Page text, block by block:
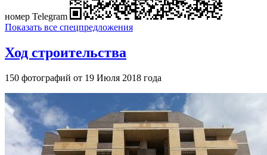
номер Telegram
Показать все спецпредложения
Ход строительства
150 фотографий от 19 Июля 2018 года